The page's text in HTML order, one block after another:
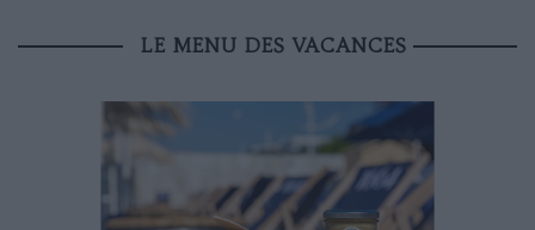
LE MENU DES VACANCES